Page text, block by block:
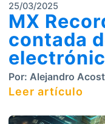
25/03/2025
MX
contada
Por: Alejandro
Leer artículo